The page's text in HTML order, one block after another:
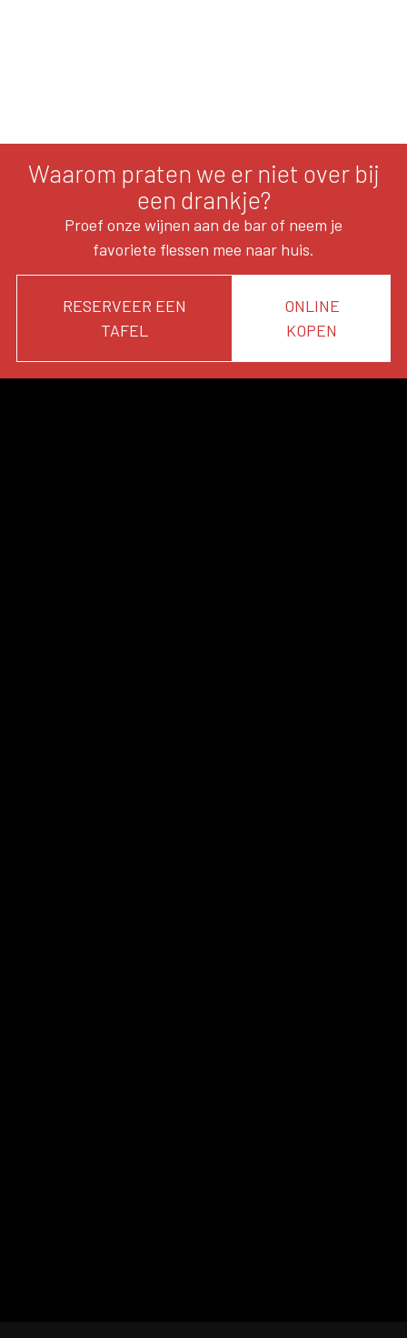
Waarom praten we er niet over bij
een drankje?
Proef onze wijnen aan de bar of neem je
favoriete flessen mee naar huis.
RESERVEER EEN
TAFEL
ONLINE
KOPEN